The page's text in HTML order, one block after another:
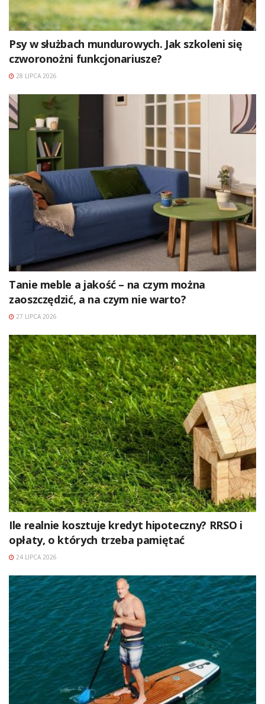
Psy w służbach mundurowych. Jak szkoleni się
czworonożni funkcjonariusze?
28 LIPCA 2026
Tanie meble a jakość – na czym można
zaoszczędzić, a na czym nie warto?
27 LIPCA 2026
Ile realnie kosztuje kredyt hipoteczny? RRSO i
opłaty, o których trzeba pamiętać
24 LIPCA 2026